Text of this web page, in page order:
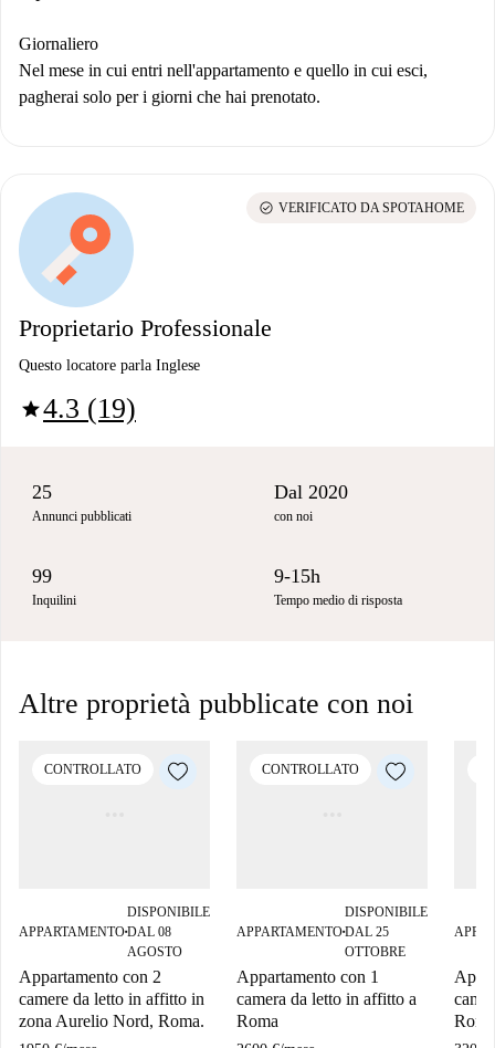
Giornaliero
Nel mese in cui entri nell'appartamento e quello in cui esci,
pagherai solo per i giorni che hai prenotato.
Proprietario Professionale
Questo locatore parla Inglese
star4.3 (19)
check_circle VERIFICATO DA SPOTAHOME
25
Annunci pubblicati
Dal 2020
con noi
99
Inquilini
9-15h
Tempo medio di risposta
Altre proprietà pubblicate con noi
CONTROLLATO
APPARTAMENTO■
DISPONIBILE
DAL 08
AGOSTO
Appartamento con 2
camere da letto in affitto in
zona Aurelio Nord, Roma.
CONTROLLATO
APPARTAMENTO■
DISPONIBILE
DAL 25
OTTOBRE
Appartamento con 1
camera da letto in affitto a
Roma
Roma